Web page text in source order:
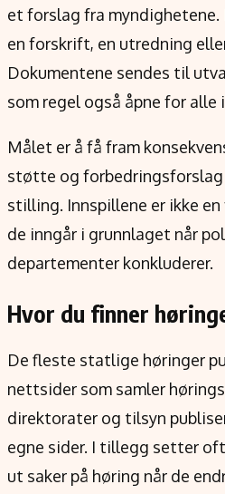
et forslag fra myndighetene.
en forskrift, en utredning
Dokumentene sendes til
som regel også åpne for alle
Målet er å få fram
støtte og
stilling. Innspillene er ikke
de inngår i grunnlaget når
departementer konkluderer.
Hvor du finner
De fleste statlige høringer
nettsider som samler
direktorater og tilsyn
egne sider. I tillegg setter
ut saker på høring når de